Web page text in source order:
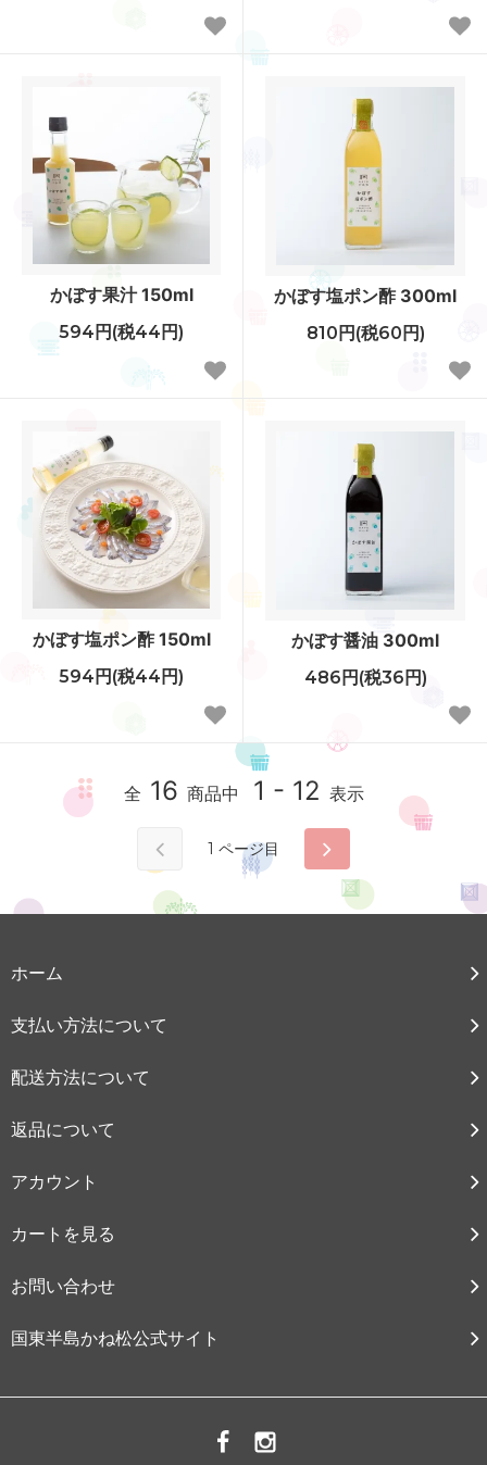
かぼす果汁 150ml
594円(税44円)
かぼす塩ポン酢 300ml
810円(税60円)
かぼす塩ポン酢 150ml
594円(税44円)
かぼす醤油 300ml
486円(税36円)
全 16 商品中 1 - 12 表示
1 ページ目
ホーム
支払い方法について
配送方法について
返品について
アカウント
カートを見る
お問い合わせ
国東半島かね松公式サイト